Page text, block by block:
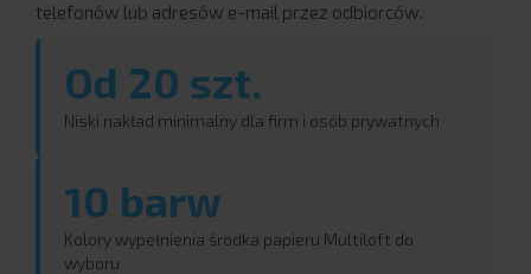
telefonów lub adresów e-mail przez odbiorców.
Od 20 szt.
Niski nakład minimalny dla firm i osób prywatnych
10 barw
Kolory wypełnienia środka papieru Multiloft do
wyboru